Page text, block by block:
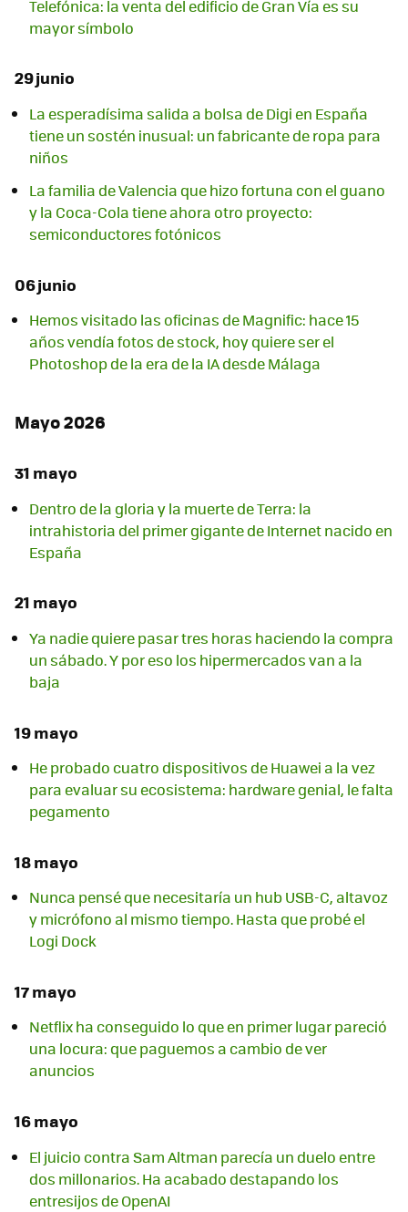
Telefónica: la venta del edificio de Gran Vía es su
mayor símbolo
29 junio
La esperadísima salida a bolsa de Digi en España
tiene un sostén inusual: un fabricante de ropa para
niños
La familia de Valencia que hizo fortuna con el guano
y la Coca-Cola tiene ahora otro proyecto:
semiconductores fotónicos
06 junio
Hemos visitado las oficinas de Magnific: hace 15
años vendía fotos de stock, hoy quiere ser el
Photoshop de la era de la IA desde Málaga
Mayo 2026
31 mayo
Dentro de la gloria y la muerte de Terra: la
intrahistoria del primer gigante de Internet nacido en
España
21 mayo
Ya nadie quiere pasar tres horas haciendo la compra
un sábado. Y por eso los hipermercados van a la
baja
19 mayo
He probado cuatro dispositivos de Huawei a la vez
para evaluar su ecosistema: hardware genial, le falta
pegamento
18 mayo
Nunca pensé que necesitaría un hub USB-C, altavoz
y micrófono al mismo tiempo. Hasta que probé el
Logi Dock
17 mayo
Netflix ha conseguido lo que en primer lugar pareció
una locura: que paguemos a cambio de ver
anuncios
16 mayo
El juicio contra Sam Altman parecía un duelo entre
dos millonarios. Ha acabado destapando los
entresijos de OpenAI